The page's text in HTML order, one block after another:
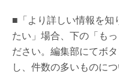
■「より詳しい情報を知
たい」場合、下の「も
ださい。編集部にてボ
し、件数の多いものに